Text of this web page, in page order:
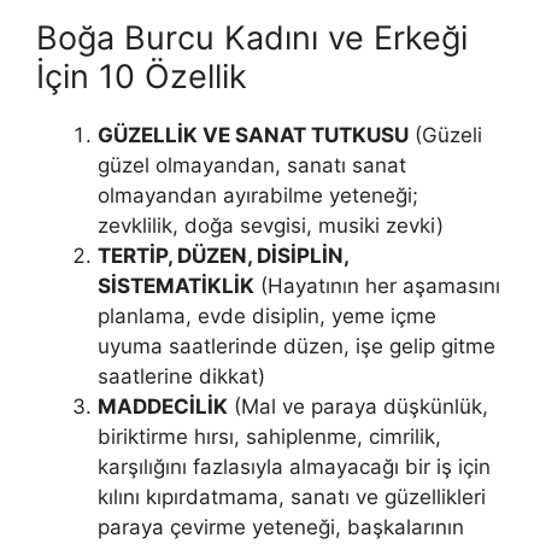
Boğa Burcu Kadını ve Erkeği
İçin 10 Özellik
GÜZELLİK VE SANAT TUTKUSU (Güzeli
güzel olmayandan, sa­natı sanat
olmayandan ayırabilme yeteneği;
zevklilik, doğa sevgisi, mu­siki zevki)
TERTİP, DÜZEN, DİSİPLİN,
SİSTEMATİKLİK (Hayatının her aşa­masını
planlama, evde disiplin, yeme içme
uyuma saatlerinde düzen, işe gelip gitme
saatlerine dikkat)
MADDECİLİK (Mal ve paraya düşkünlük,
biriktirme hırsı, sahiplen­me, cimrilik,
karşılığını fazlasıyla almayacağı bir iş için
kılını kıpırdatma­ma, sanatı ve güzellikleri
paraya çevirme yeteneği, başkalarının